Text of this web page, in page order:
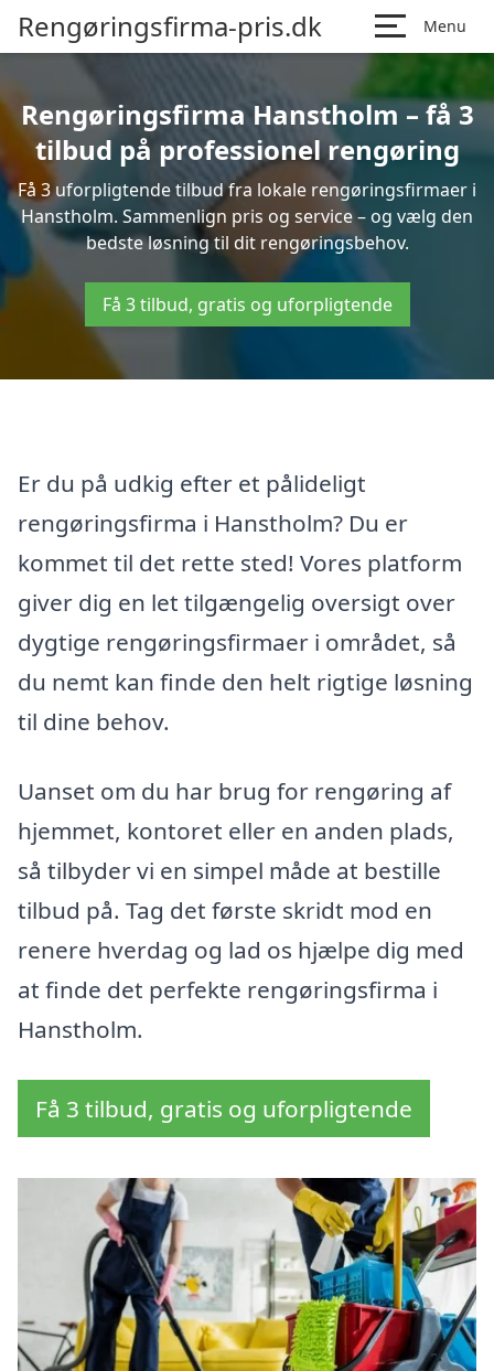
Rengøringsfirma-pris.dk Menu
Rengøringsfirma Hanstholm – få 3
tilbud på professionel rengøring
Få 3 uforpligtende tilbud fra lokale rengøringsfirmaer i
Hanstholm. Sammenlign pris og service – og vælg den
bedste løsning til dit rengøringsbehov.
Få 3 tilbud, gratis og uforpligtende
Er du på udkig efter et pålideligt
rengøringsfirma i Hanstholm? Du er
kommet til det rette sted! Vores platform
giver dig en let tilgængelig oversigt over
dygtige rengøringsfirmaer i området, så
du nemt kan finde den helt rigtige løsning
til dine behov.
Uanset om du har brug for rengøring af
hjemmet, kontoret eller en anden plads,
så tilbyder vi en simpel måde at bestille
tilbud på. Tag det første skridt mod en
renere hverdag og lad os hjælpe dig med
at finde det perfekte rengøringsfirma i
Hanstholm.
Få 3 tilbud, gratis og uforpligtende